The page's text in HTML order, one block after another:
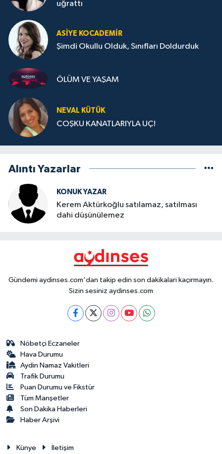
uğrattı
ASIYE KOCADEMİR
Şimdi Okullu Olduk, Sınıfları Doldurduk
ÖLÜM VE YAŞAM
NEVAL KÜTÜK
COŞKU KANATLARIYLA UÇ!
Alıntı Yazarlar
KONUK YAZAR
Kerem Aktürkoğlu satılamaz, satılması
dahi düşünülemez
Gündemi aydinses.com'dan takip edin son dakikalari kaçırmayın.
Sizin sesiniz aydinses.com
Nöbetçi Eczaneler
Hava Durumu
Aydin Namaz Vakitleri
Trafik Durumu
Puan Durumu ve Fikstür
Tüm Manşetler
Son Dakika Haberleri
Haber Arşivi
Künye İletişim